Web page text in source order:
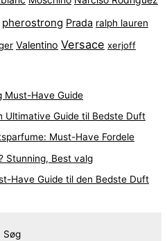
pherostrong Prada ralph lauren
Valentino Versace xerjoff
Must-Have Guide
Ultimative Guide til Bedste Duft
Must-Have Fordele
Stunning, Best valg
Have Guide til den Bedste Duft
Søg